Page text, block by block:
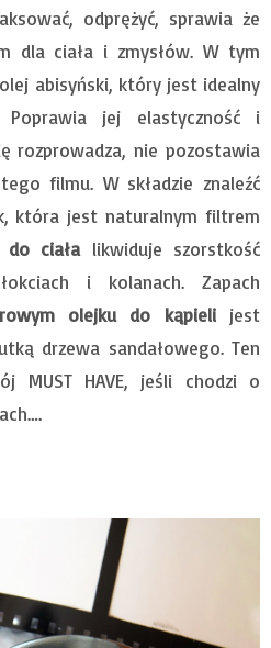
odprężyć, sprawia że
dla ciała i zmysłów. W tym
abisyński, który jest idealny
Poprawia jej elastyczność i
rozprowadza, nie pozostawia
filmu. W składzie znaleźć
która jest naturalnym filtrem
do ciała likwiduje szorstkość
i kolanach. Zapach
olejku do kąpieli jest
drzewa sandałowego. Ten
MUST HAVE, jeśli chodzi o